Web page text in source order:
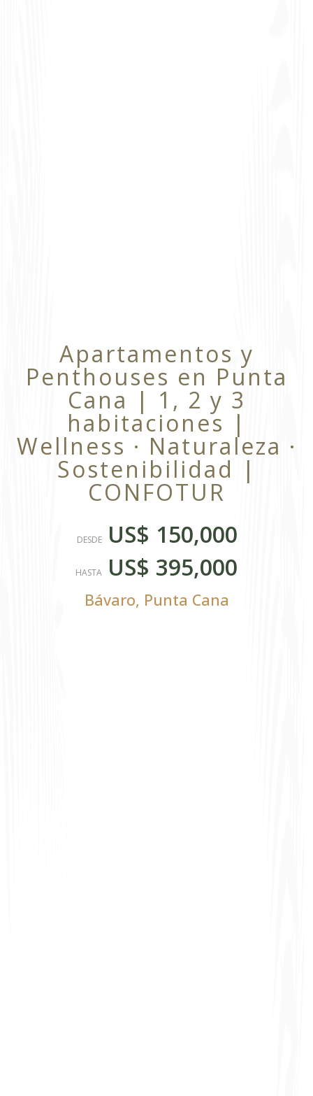
Apartamentos y
Penthouses en Punta
Cana | 1, 2 y 3
habitaciones |
Wellness · Naturaleza ·
Sostenibilidad |
CONFOTUR
DESDE US$ 150,000
HASTA US$ 395,000
Bávaro, Punta Cana